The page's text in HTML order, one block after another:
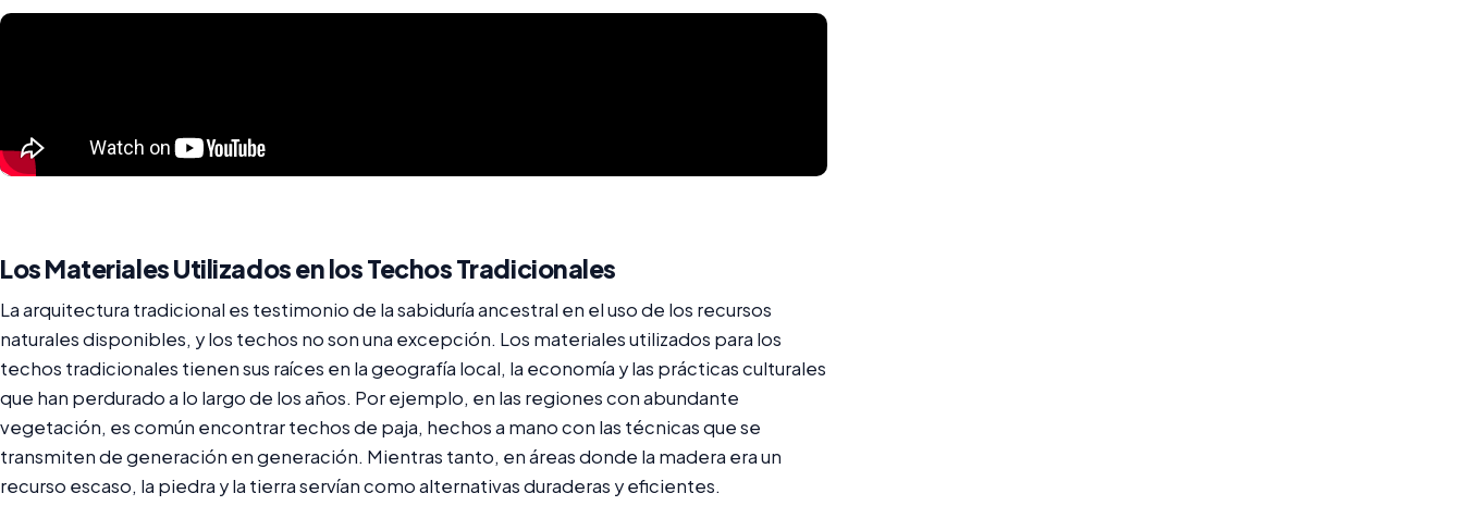
Los Materiales Utilizados en los Techos Tradicionales
La arquitectura tradicional es testimonio de la sabiduría ancestral en el uso de los recursos
naturales disponibles, y los techos no son una excepción. Los materiales utilizados para los
techos tradicionales tienen sus raíces en la geografía local, la economía y las prácticas culturales
que han perdurado a lo largo de los años. Por ejemplo, en las regiones con abundante
vegetación, es común encontrar techos de paja, hechos a mano con las técnicas que se
transmiten de generación en generación. Mientras tanto, en áreas donde la madera era un
recurso escaso, la piedra y la tierra servían como alternativas duraderas y eficientes.